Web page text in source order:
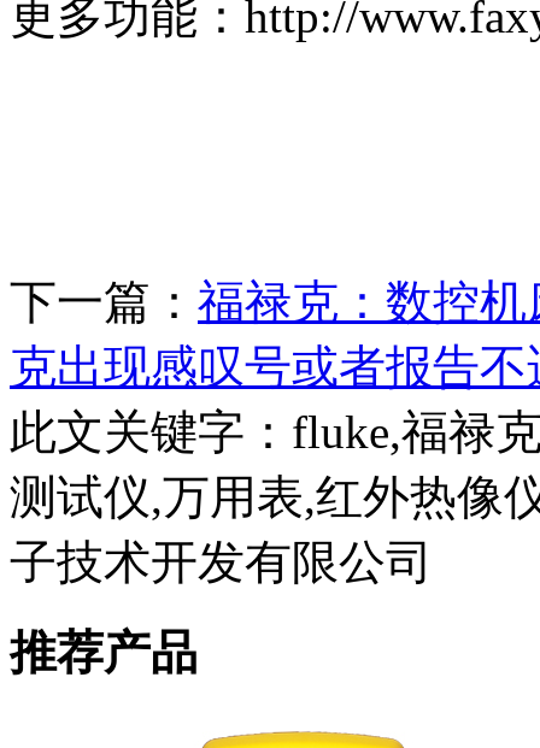
更多功能：http://
下一篇： 福禄克：数控
克出现感叹号或者报告
此文关键字： fluke,福禄
测试仪,万用表,红外热像
子技术开发有限公司
推荐产品